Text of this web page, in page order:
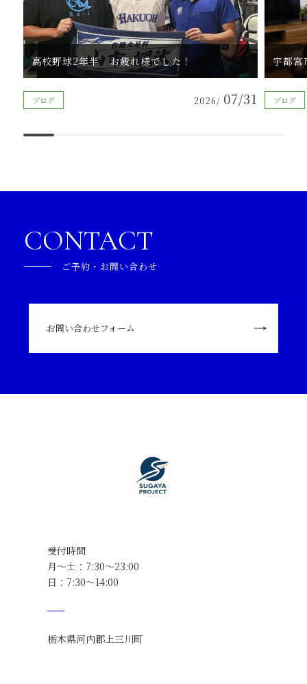
ブログ 2026/ 07/31
高校野球2年半 お疲れ様でした！
ブログ
CONTACT
ご予約・お問い合わせ
お問い合わせフォーム
受付時間
月～土：7:30～23:00
日：7:30～14:00
栃木県河内郡上三川町